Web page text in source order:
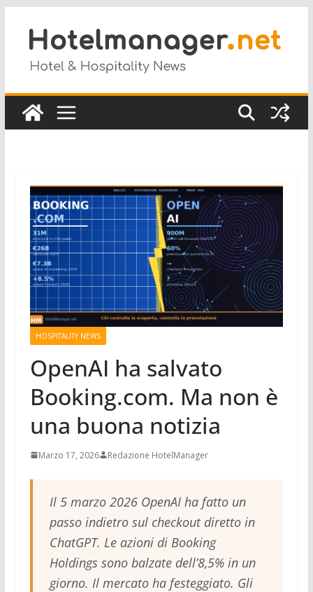
HOSPITALITY NEWS
OpenAI ha salvato
Booking.com. Ma non è
una buona notizia
Marzo 17, 2026 Redazione HotelManager
Il 5 marzo 2026 OpenAI ha fatto un
passo indietro sul checkout diretto in
ChatGPT. Le azioni di Booking
Holdings sono balzate dell’8,5% in un
giorno. Il mercato ha festeggiato. Gli